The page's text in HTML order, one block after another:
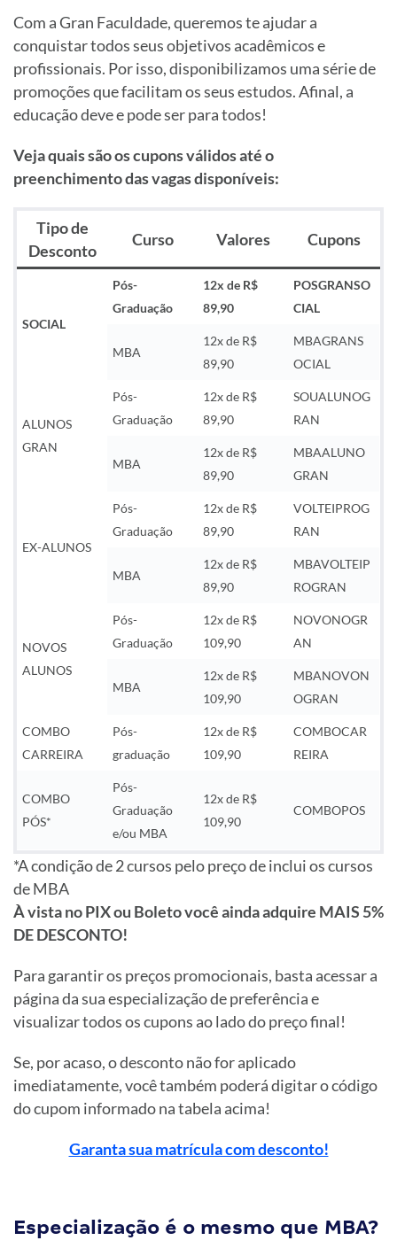
Com a Gran Faculdade, queremos te ajudar a
conquistar todos seus objetivos acadêmicos e
profissionais. Por isso, disponibilizamos uma série de
promoções que facilitam os seus estudos. Afinal, a
educação deve e pode ser para todos!
Veja quais são os cupons válidos até o
preenchimento das vagas disponíveis:
Tipo de
Desconto
Curso Valores Cupons
SOCIAL
Pós-
Graduação
12x de R$
89,90
POSGRANSO
CIAL
MBA
12x de R$
89,90
MBAGRANS
OCIAL
ALUNOS
GRAN
Pós-
Graduação
12x de R$
89,90
SOUALUNOG
RAN
MBA
12x de R$
89,90
MBAALUNO
GRAN
EX-ALUNOS
Pós-
Graduação
12x de R$
89,90
VOLTEIPROG
RAN
MBA
12x de R$
89,90
MBAVOLTEIP
ROGRAN
NOVOS
ALUNOS
Pós-
Graduação
12x de R$
109,90
NOVONOGR
AN
MBA
12x de R$
109,90
MBANOVON
OGRAN
COMBO
CARREIRA
Pós-
graduação
12x de R$
109,90
COMBOCAR
REIRA
COMBO
PÓS*
Pós-
Graduação
e/ou MBA
12x de R$
109,90
COMBOPOS
*A condição de 2 cursos pelo preço de inclui os cursos
de MBA
À vista no PIX ou Boleto você ainda adquire MAIS 5%
DE DESCONTO!
Para garantir os preços promocionais, basta acessar a
página da sua especialização de preferência e
visualizar todos os cupons ao lado do preço final!
Se, por acaso, o desconto não for aplicado
imediatamente, você também poderá digitar o código
do cupom informado na tabela acima!
Garanta sua matrícula com desconto!
Especialização é o mesmo que MBA?